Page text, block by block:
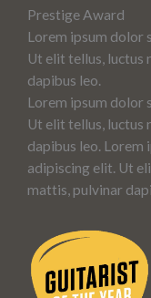
Prestige Award
Lorem ipsum dolor
Ut elit tellus, luctus
dapibus leo.
Lorem ipsum dolor
Ut elit tellus, luctus
dapibus leo. Lorem
adipiscing elit. Ut
mattis, pulvinar